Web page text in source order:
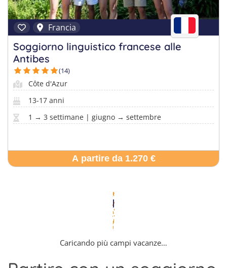
Francia
Soggiorno linguistico francese alle
Antibes
(14)
Côte d'Azur
13-17 anni
1 → 3 settimane | giugno → settembre
A partire da 1.270 €
Caricando più campi vacanze…